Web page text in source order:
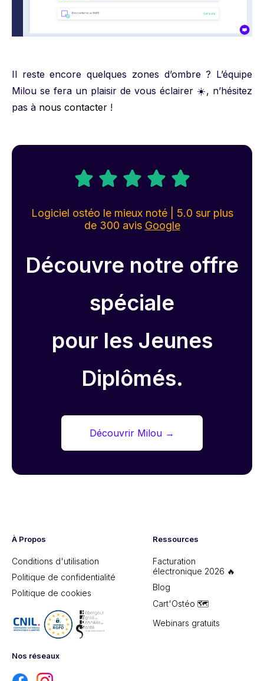
Il reste encore quelques zones d’ombre ? L’équipe
Milou se fera un plaisir de vous éclairer ☀️, n’hésitez
pas à nous contacter !
Logiciel ostéo le mieux noté | 5.0 sur plus
de 300 avis Google
Découvre notre offre
spéciale
pour les Jeunes
Diplômés.
Découvrir Milou →
À Propos
Conditions d'utilisation
Politique de confidentialité
Politique de cookies
Ressources
Facturation
électronique 2026 🔥
Blog
Cart'Ostéo 🗺️
Webinars gratuits
Nos réseaux